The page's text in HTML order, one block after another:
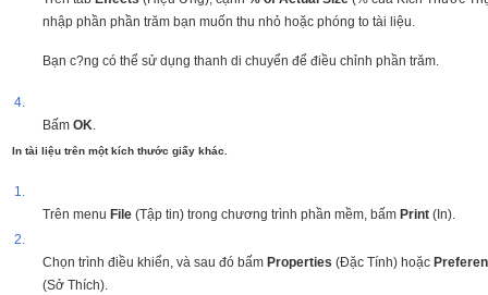
nhập phần phần trăm bạn muốn thu nhỏ hoặc phóng to tài liệu.
Bạn c?ng có thể sử dụng thanh di chuyển để điều chỉnh phần trăm.
4.
BấmOK.
In tài liệu trên một kích thước giấy khác.
1.
Trên menu File (Tập tin) trong chương trình phần mềm, bấm Print (In).
2.
Chọn trình điều khiển, và sau đó bấm Properties (Đặc Tính) hoặc
(Sở Thích).